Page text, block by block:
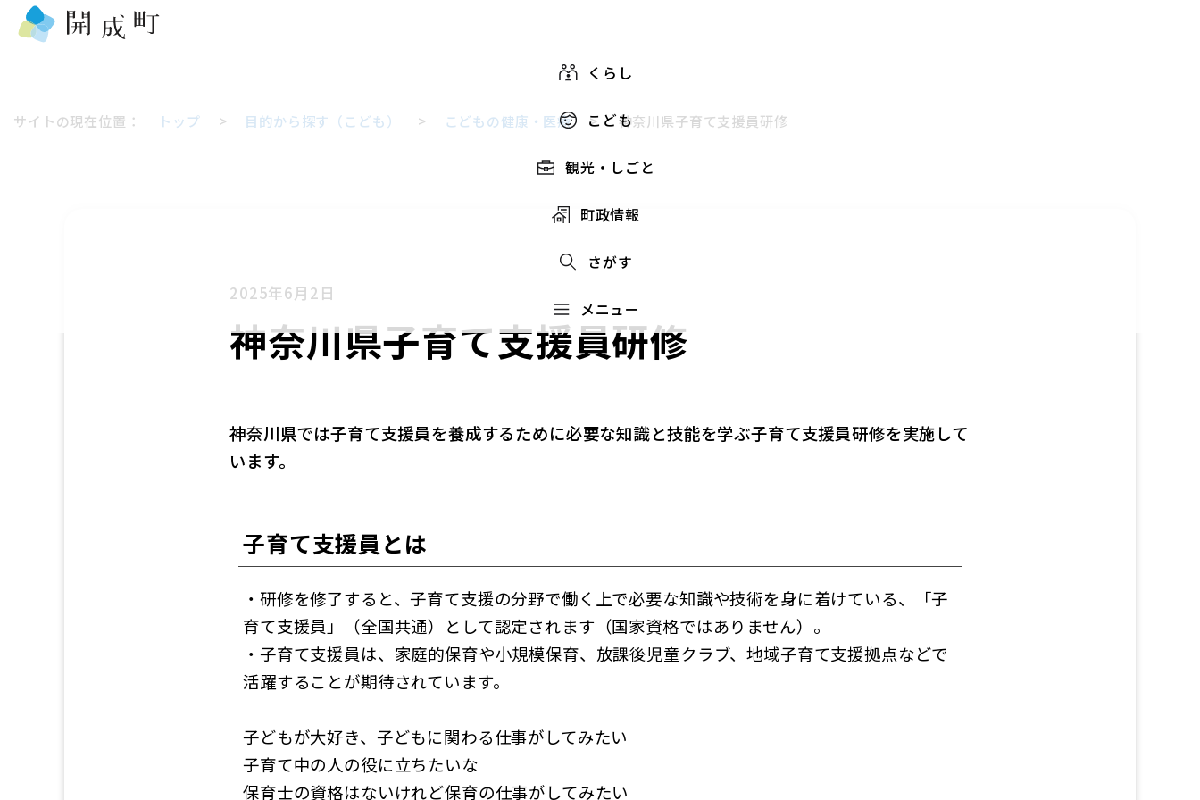
くらし
こども
観光・しごと
町政情報
さがす
メニュー
サイトの現在位置： トップ > 目的から探す（こども） > こどもの健康・医療> 神奈川県子育て支援員研修
2025年6月2日
神奈川県子育て支援員研修
神奈川県では子育て支援員を養成するために必要な知識と技能を学ぶ子育て支援員研修を実施して
います。
子育て支援員とは
・研修を修了すると、子育て支援の分野で働く上で必要な知識や技術を身に着けている、「子
育て支援員」（全国共通）として認定されます（国家資格ではありません）。
・子育て支援員は、家庭的保育や小規模保育、放課後児童クラブ、地域子育て支援拠点などで
活躍することが期待されています。
子どもが大好き、子どもに関わる仕事がしてみたい
子育て中の人の役に立ちたいな
保育士の資格はないけれど保育の仕事がしてみたい